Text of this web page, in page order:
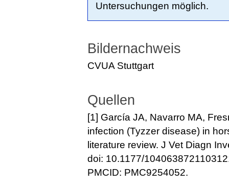
Untersuchungen möglich.
Bildernachweis
CVUA Stuttgart
Quellen
[1] García JA, Navarro MA,
infection (Tyzzer disease) in
literature review. J Vet Diagn
doi: 10.1177/
PMCID: PMC9254052.